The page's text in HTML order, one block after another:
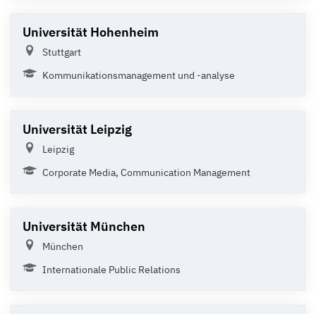
Universität Hohenheim
Stuttgart
Kommunikationsmanagement und -analyse
Universität Leipzig
Leipzig
Corporate Media, Communication Management
Universität München
München
Internationale Public Relations